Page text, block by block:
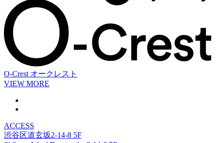
O-Crest オークレスト
VIEW MORE
ACCESS
渋谷区道玄坂2-14-8 5F